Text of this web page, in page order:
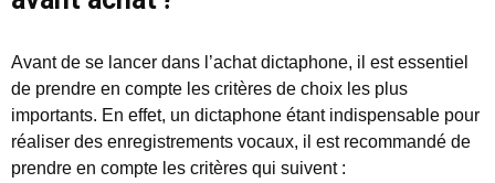
Avant de se lancer dans l’achat dictaphone, il est essentiel
de prendre en compte les critères de choix les plus
importants. En effet, un dictaphone étant indispensable pour
réaliser des enregistrements vocaux, il est recommandé de
prendre en compte les critères qui suivent :